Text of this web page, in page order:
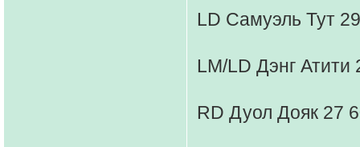
LD Самуэль Тут
LM/LD Дэнг Атити
RD Дуол Дояк 27